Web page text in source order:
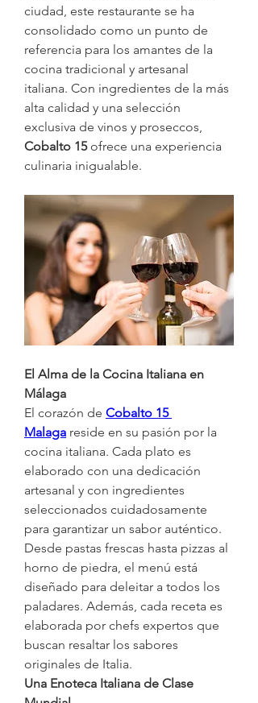
ciudad, este restaurante se ha
consolidado como un punto de
referencia para los amantes de la
cocina tradicional y artesanal
italiana. Con ingredientes de la más
alta calidad y una selección
Cobalto 15 ofrece una experiencia
culinaria inigualable.
El Alma de la Cocina Italiana en
Málaga
El corazón de Cobalto 15
Malaga reside en su pasión por la
cocina italiana. Cada plato es
elaborado con una dedicación
artesanal y con ingredientes
seleccionados cuidadosamente
para garantizar un sabor auténtico.
Desde pastas frescas hasta pizzas al
horno de piedra, el menú está
diseñado para deleitar a todos los
paladares. Además, cada receta es
elaborada por chefs expertos que
buscan resaltar los sabores
originales de Italia.
Una Enoteca Italiana de Clase